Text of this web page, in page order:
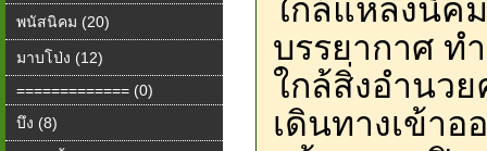
พนัสนิคม (20)
มาบโป่ง (12)
============= (0)
บึง (8)
ใกล้แหล่งนิค
บรรยากาศ ท
ใกล้สิ่งอำนว
เดินทางเข้าอ